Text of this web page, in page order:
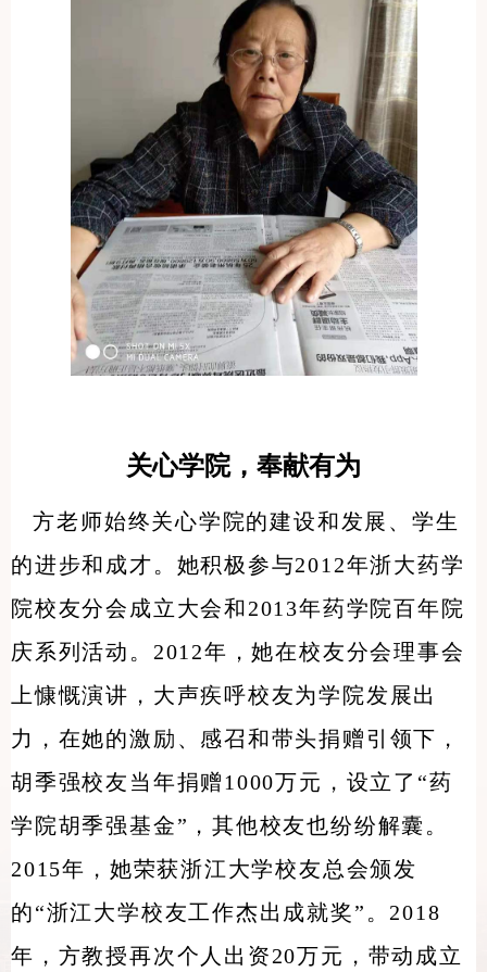
关心学院，奉献有为
方老师始终关心学院的建设和发展、学生
的进步和成才。她积极参与2012年浙大药学
院校友分会成立大会和2013年药学院百年院
庆系列活动。2012年，她在校友分会理事会
上慷慨演讲，大声疾呼校友为学院发展出
力，在她的激励、感召和带头捐赠引领下，
胡季强校友当年捐赠1000万元，设立了“药
学院胡季强基金”，其他校友也纷纷解囊。
2015年，她荣获浙江大学校友总会颁发
的“浙江大学校友工作杰出成就奖”。2018
年，方教授再次个人出资20万元，带动成立